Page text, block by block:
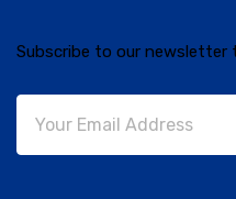
Subscribe to our